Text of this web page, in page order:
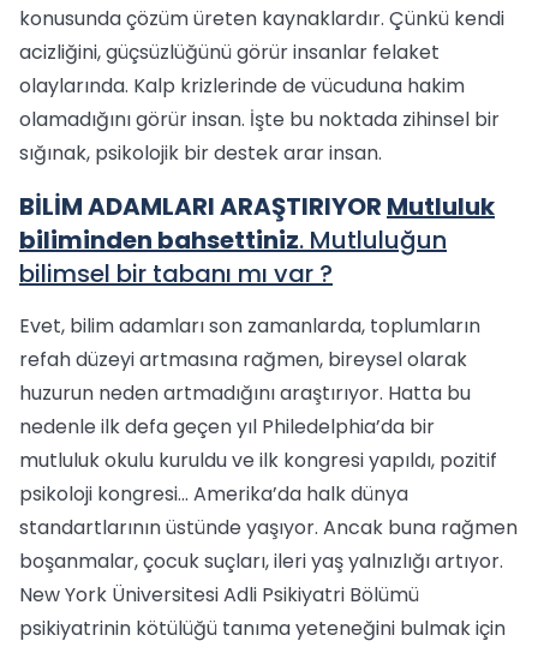
konusunda çözüm üreten kaynaklardır. Çünkü kendi
acizliğini, güçsüzlüğünü görür insanlar felaket
olaylarında. Kalp krizlerinde de vücuduna hakim
olamadığını görür insan. İşte bu noktada zihinsel bir
sığınak, psikolojik bir destek arar insan.
BİLİM ADAMLARI ARAŞTIRIYOR Mutluluk
biliminden bahsettiniz. Mutluluğun
bilimsel bir tabanı mı var ?
Evet, bilim adamları son zamanlarda, toplumların
refah düzeyi artmasına rağmen, bireysel olarak
huzurun neden artmadığını araştırıyor. Hatta bu
nedenle ilk defa geçen yıl Philedelphia’da bir
mutluluk okulu kuruldu ve ilk kongresi yapıldı, pozitif
psikoloji kongresi... Amerika’da halk dünya
standartlarının üstünde yaşıyor. Ancak buna rağmen
boşanmalar, çocuk suçları, ileri yaş yalnızlığı artıyor.
New York Üniversitesi Adli Psikiyatri Bölümü
psikiyatrinin kötülüğü tanıma yeteneğini bulmak için